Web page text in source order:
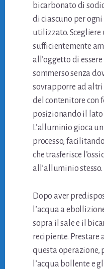
bicarbonato di
di ciascuno per
utilizzato. Scegliere
sufficientemente
all’oggetto di
sommerso senza
sovrapporre ad altri
del contenitore con
posizionando il lato
L’alluminio gioca
processo,
che trasferisce
all’alluminio stesso.
Dopo aver
l’acqua a
sopra il sale e il
recipiente. Prestare
questa operazione,
l’acqua bollente e